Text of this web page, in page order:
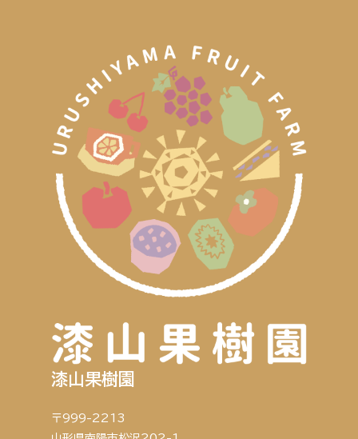
漆山果樹園
〒999-2213